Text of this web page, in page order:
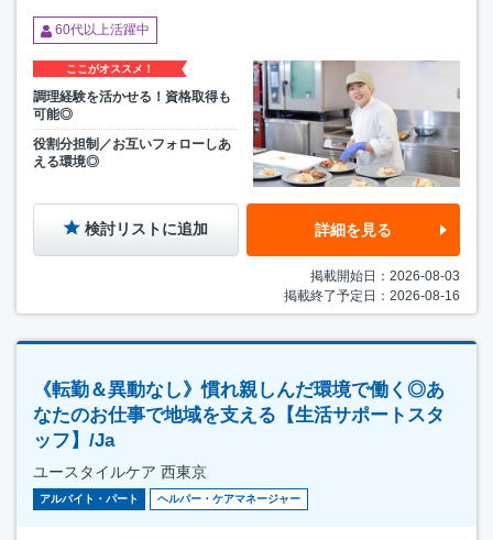
60代以上活躍中
ここがオススメ！
調理経験を活かせる！資格取得も
可能◎
役割分担制／お互いフォローしあ
える環境◎
検討リストに追加 詳細を見る
掲載開始日：2026-08-03
掲載終了予定日：2026-08-16
《転勤＆異動なし》慣れ親しんだ環境で働く◎あ
なたのお仕事で地域を支える【生活サポートスタ
ッフ】/Ja
ユースタイルケア 西東京
アルバイト・パート ヘルパー・ケアマネージャー